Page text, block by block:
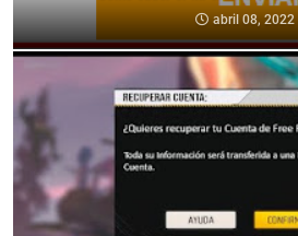
abril 08, 2022